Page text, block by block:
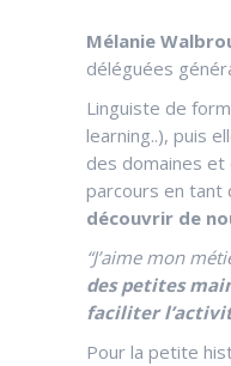
Mélanie
déléguées
Linguiste de
learning..), puis
des domaines
parcours en tant
découvrir de
“J’aime mon
des petites
faciliter
Pour la petite